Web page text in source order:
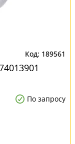
189561
По запросу